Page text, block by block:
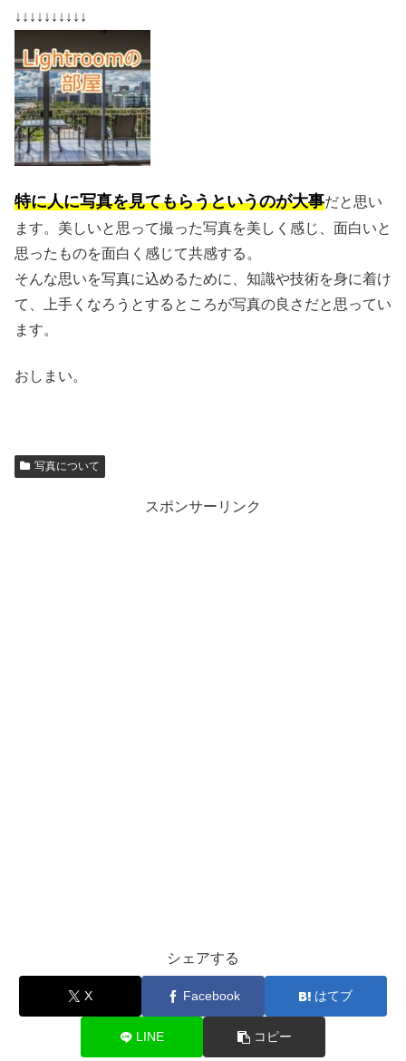
↓↓↓↓↓↓↓↓↓↓
特に人に写真を見てもらうというのが大事だと思い
ます。美しいと思って撮った写真を美しく感じ、面白いと
思ったものを面白く感じて共感する。
そんな思いを写真に込めるために、知識や技術を身に着け
て、上手くなろうとするところが写真の良さだと思ってい
ます。
おしまい。
写真について
スポンサーリンク
シェアする
X Facebook はてブ
LINE コピー